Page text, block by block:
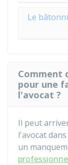
Le
Comment
pour une
l'avocat ?
Il peut
l'avocat
un